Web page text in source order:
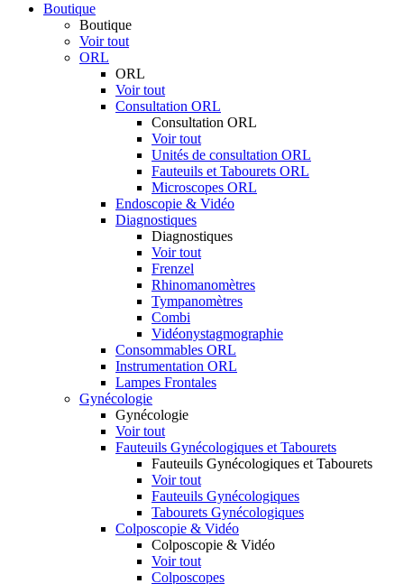
Boutique
Boutique
Voir tout
ORL
ORL
Voir tout
Consultation ORL
Consultation ORL
Voir tout
Unités de consultation ORL
Fauteuils et Tabourets ORL
Microscopes ORL
Endoscopie & Vidéo
Diagnostiques
Diagnostiques
Voir tout
Frenzel
Rhinomanomètres
Tympanomètres
Combi
Vidéonystagmographie
Consommables ORL
Instrumentation ORL
Lampes Frontales
Gynécologie
Gynécologie
Voir tout
Fauteuils Gynécologiques et Tabourets
Fauteuils Gynécologiques et Tabourets
Voir tout
Fauteuils Gynécologiques
Tabourets Gynécologiques
Colposcopie & Vidéo
Colposcopie & Vidéo
Voir tout
Colposcopes